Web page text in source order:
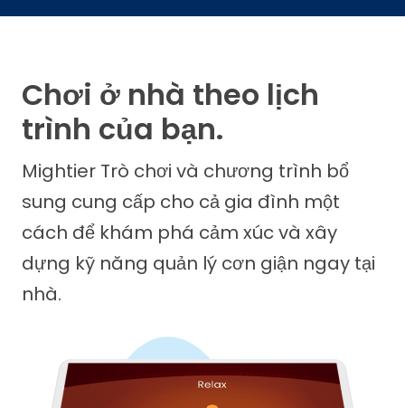
Chơi ở nhà theo lịch
trình của bạn.
Mightier Trò chơi và chương trình bổ
sung cung cấp cho cả gia đình một
cách để khám phá cảm xúc và xây
dựng kỹ năng quản lý cơn giận ngay tại
nhà.